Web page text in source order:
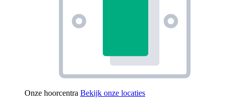
Onze hoorcentra Bekijk onze locaties